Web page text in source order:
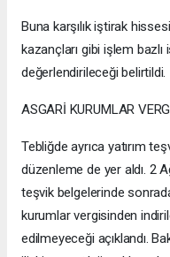
Buna karşılık iştirak
kazançları gibi işlem
değerlendirileceği belirtildi.
ASGARİ KURUMLAR
Tebliğde ayrıca yatırım
düzenleme de yer aldı. 2
teşvik belgelerinde
kurumlar vergisinden
edilmeyeceği açıklandı.